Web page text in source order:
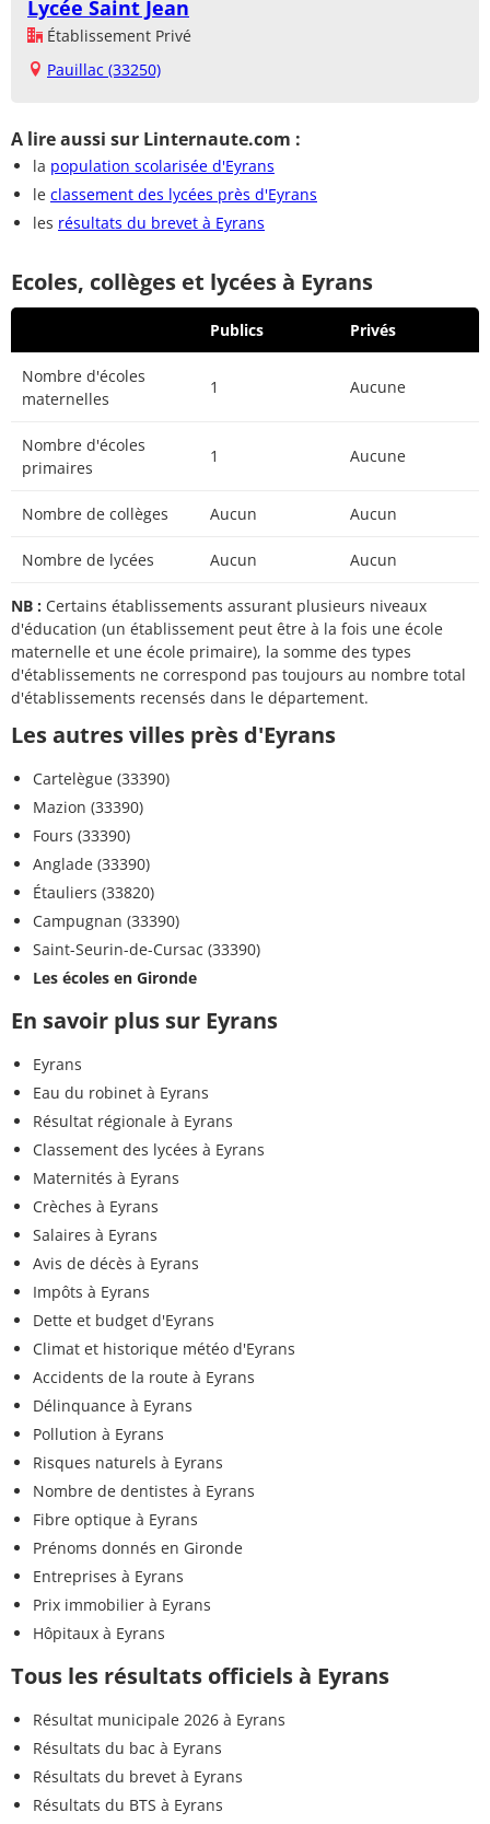
Lycée Saint Jean
Établissement Privé
Pauillac (33250)
A lire aussi sur Linternaute.com :
la population scolarisée d'Eyrans
le classement des lycées près d'Eyrans
les résultats du brevet à Eyrans
Ecoles, collèges et lycées à Eyrans
Publics Privés
Nombre d'écoles
maternelles
1 Aucune
Nombre d'écoles
primaires
1 Aucune
Nombre de collèges Aucun Aucun
Nombre de lycées Aucun Aucun
NB : Certains établissements assurant plusieurs niveaux
d'éducation (un établissement peut être à la fois une école
maternelle et une école primaire), la somme des types
d'établissements ne correspond pas toujours au nombre total
d'établissements recensés dans le département.
Les autres villes près d'Eyrans
Cartelègue (33390)
Mazion (33390)
Fours (33390)
Anglade (33390)
Étauliers (33820)
Campugnan (33390)
Saint-Seurin-de-Cursac (33390)
Les écoles en Gironde
En savoir plus sur Eyrans
Eyrans
Eau du robinet à Eyrans
Résultat régionale à Eyrans
Classement des lycées à Eyrans
Maternités à Eyrans
Crèches à Eyrans
Salaires à Eyrans
Avis de décès à Eyrans
Impôts à Eyrans
Dette et budget d'Eyrans
Climat et historique météo d'Eyrans
Accidents de la route à Eyrans
Délinquance à Eyrans
Pollution à Eyrans
Risques naturels à Eyrans
Nombre de dentistes à Eyrans
Fibre optique à Eyrans
Prénoms donnés en Gironde
Entreprises à Eyrans
Prix immobilier à Eyrans
Hôpitaux à Eyrans
Tous les résultats officiels à Eyrans
Résultat municipale 2026 à Eyrans
Résultats du bac à Eyrans
Résultats du brevet à Eyrans
Résultats du BTS à Eyrans